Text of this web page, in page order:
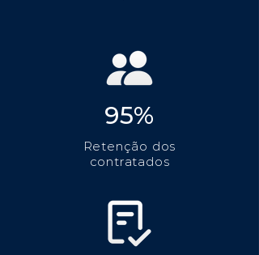
95%
Retenção dos
contratados